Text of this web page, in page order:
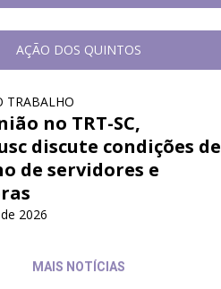
AÇÃO DOS QUINTOS
TRABALHO
no TRT-SC,
discute condições de
de servidores e
2026
MAIS NOTÍCIAS